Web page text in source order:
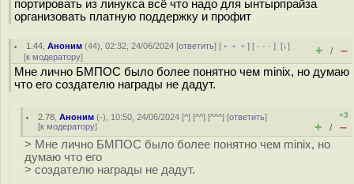
портировать из линукса всё что надо для ынтырпрайза
организовать платную поддержку и профит
1.44 ,Аноним (44), 02:32, 24/06/2024 [ответить] [ ﹢﹢﹢] [ · · ·][↓]
[к модератору] + / –
Мне лично БМПОС было более понятно чем minix, но думаю
что его создателю награды не дадут.
2.78 ,Аноним (-), 10:50, 24/06/2024 [^] [^^] [^^^] [ответить]
[к модератору]
+3
+ / –
> Мне лично БМПОС было более понятно чем minix, но
думаю что его
> создателю награды не дадут.